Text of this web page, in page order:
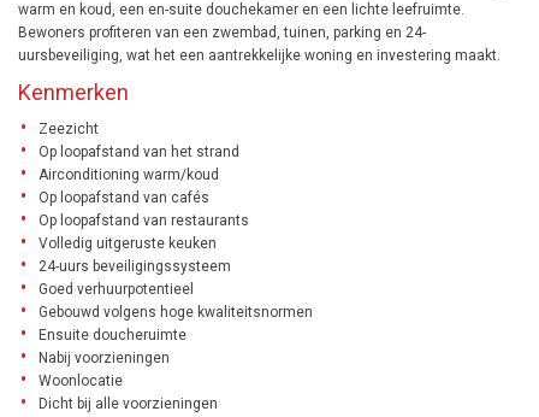
warm en koud, een en-suite douchekamer en een lichte leefruimte.
Bewoners profiteren van een zwembad, tuinen, parking en 24-
uursbeveiliging, wat het een aantrekkelijke woning en investering maakt.
Kenmerken
Zeezicht
Op loopafstand van het strand
Airconditioning warm/koud
Op loopafstand van cafés
Op loopafstand van restaurants
Volledig uitgeruste keuken
24-uurs beveiligingssysteem
Goed verhuurpotentieel
Gebouwd volgens hoge kwaliteitsnormen
Ensuite doucheruimte
Nabij voorzieningen
Woonlocatie
Dicht bij alle voorzieningen